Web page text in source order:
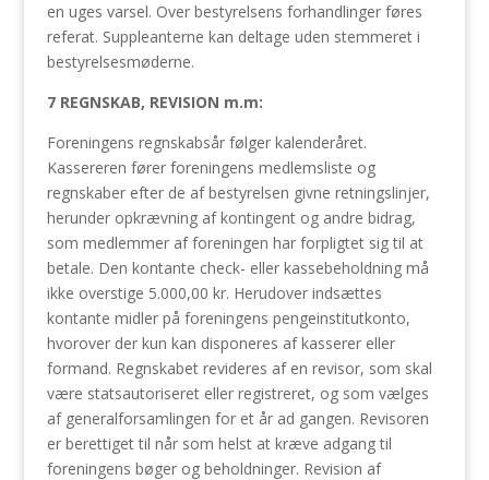
en uges varsel. Over bestyrelsens forhandlinger føres
referat. Suppleanterne kan deltage uden stemmeret i
bestyrelsesmøderne.
7 REGNSKAB, REVISION m.m:
Foreningens regnskabsår følger kalenderåret.
Kassereren fører foreningens medlemsliste og
regnskaber efter de af bestyrelsen givne retningslinjer,
herunder opkrævning af kontingent og andre bidrag,
som medlemmer af foreningen har forpligtet sig til at
betale. Den kontante check- eller kassebeholdning må
ikke overstige 5.000,00 kr. Herudover indsættes
kontante midler på foreningens pengeinstitutkonto,
hvorover der kun kan disponeres af kasserer eller
formand. Regnskabet revideres af en revisor, som skal
være statsautoriseret eller registreret, og som vælges
af generalforsamlingen for et år ad gangen. Revisoren
er berettiget til når som helst at kræve adgang til
foreningens bøger og beholdninger. Revision af